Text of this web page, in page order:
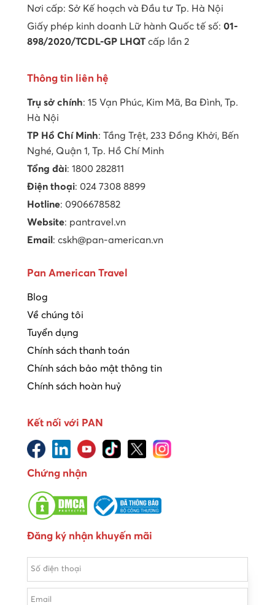
Nơi cấp: Sở Kế hoạch và Đầu tư Tp. Hà Nội
Giấy phép kinh doanh Lữ hành Quốc tế số: 01-
898/2020/TCDL-GP LHQT cấp lần 2
Thông tin liên hệ
Trụ sở chính: 15 Vạn Phúc, Kim Mã, Ba Đình, Tp.
Hà Nội
TP Hồ Chí Minh: Tầng Trệt, 233 Đồng Khởi, Bến
Nghé, Quận 1, Tp. Hồ Chí Minh
Tổng đài: 1800 282811
Điện thoại: 024 7308 8899
Hotline: 0906678582
Website: pantravel.vn
Email : cskh@pan-american.vn
Pan American Travel
Blog
Về chúng tôi
Tuyển dụng
Chính sách thanh toán
Chính sách bảo mật thông tin
Chính sách hoàn huỷ
Kết nối với PAN
Chứng nhận
Đăng ký nhận khuyến mãi